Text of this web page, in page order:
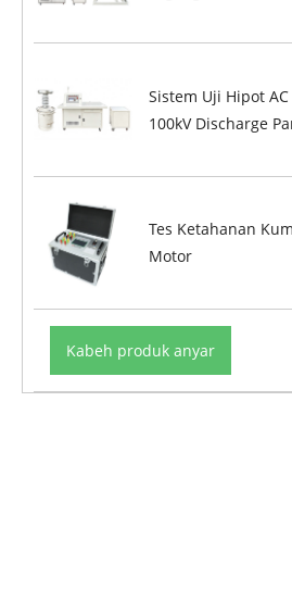
Sistem Uji Hipot
100kV Discharge
Tes Ketahanan
Motor
Kabeh produk anyar